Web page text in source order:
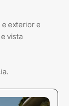
exterior e
vista